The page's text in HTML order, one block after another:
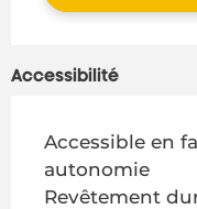
Accessibilité
Accessible en
autonomie
Revêtement